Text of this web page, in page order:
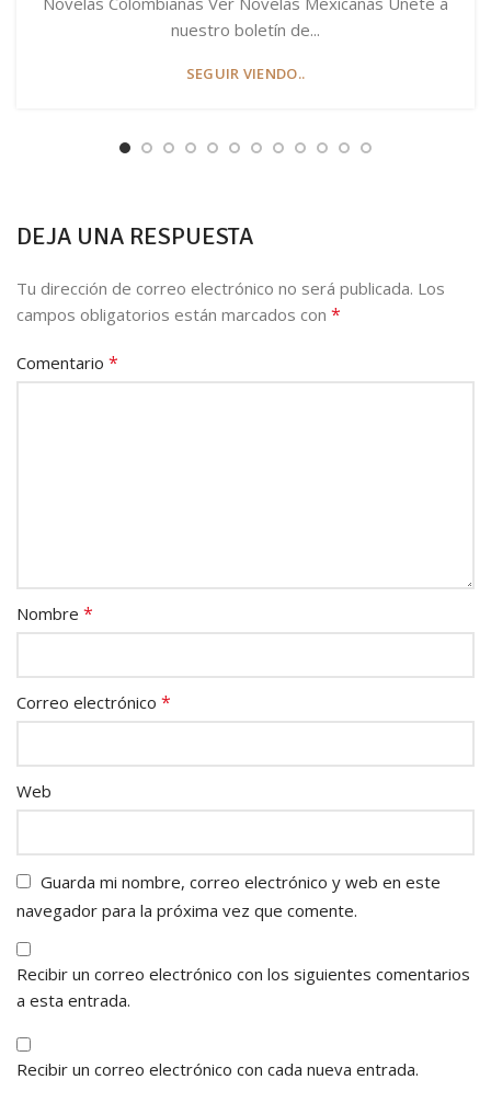
nuestro boletín de...
SEGUIR VIENDO..
DEJA UNA RESPUESTA
Tu dirección de correo electrónico no será publicada. Los
campos obligatorios están marcados con *
Comentario *
Nombre *
Correo electrónico *
Web
Guarda mi nombre, correo electrónico y web en este
navegador para la próxima vez que comente.
Recibir un correo electrónico con los siguientes comentarios
a esta entrada.
Recibir un correo electrónico con cada nueva entrada.